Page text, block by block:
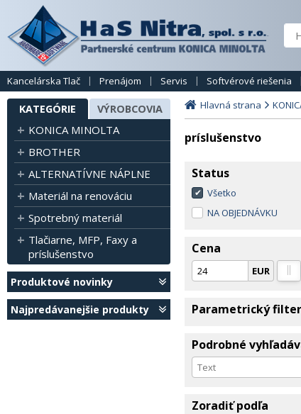
Kancelárska Tlač Prenájom Servis Softvérové riešenia
KATEGÓRIE VÝROBCOVIA
KONICA MINOLTA
BROTHER
ALTERNATÍVNE NÁPLNE
Materiál na renováciu
Spotrebný materiál
Tlačiarne, MFP, Faxy a
príslušenstvo
Produktové novinky
Najpredávanejšie produkty
Hlavná strana
príslušenstvo
Status
Všetko
NA OBJEDNÁVKU
Cena
EUR
Parametrický filter
Podrobné
Zoradiť podľa